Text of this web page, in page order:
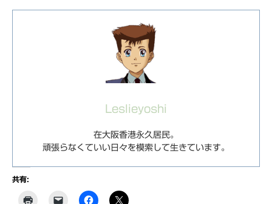
Leslieyoshi
在大阪香港永久居民。
頑張らなくていい日々を模索して生きています。
共有: